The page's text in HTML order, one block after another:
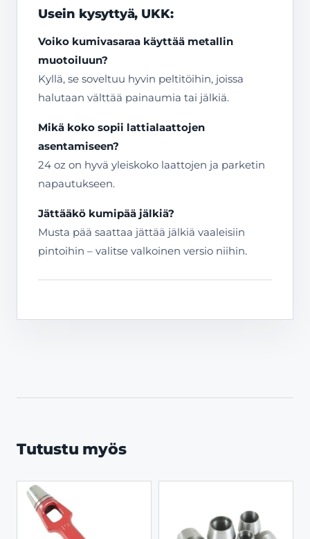
Usein kysyttyä, UKK:
Voiko kumivasaraa käyttää metallin
muotoiluun?
Kyllä, se soveltuu hyvin peltitöihin, joissa
halutaan välttää painaumia tai jälkiä.
Mikä koko sopii lattialaattojen
asentamiseen?
24 oz on hyvä yleiskoko laattojen ja parketin
napautukseen.
Jättääkö kumipää jälkiä?
Musta pää saattaa jättää jälkiä vaaleisiin
pintoihin – valitse valkoinen versio niihin.
Tutustu myös